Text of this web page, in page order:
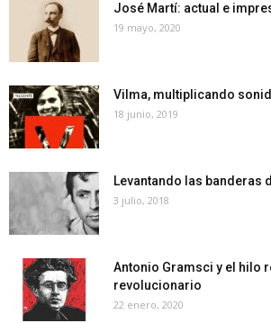
José Martí: actual e
19 mayo, 2020
Vilma, multiplicando
18 junio, 2019
Levantando las banderas
3 julio, 2018
Antonio Gramsci y el hilo
revolucionario
22 enero, 2020